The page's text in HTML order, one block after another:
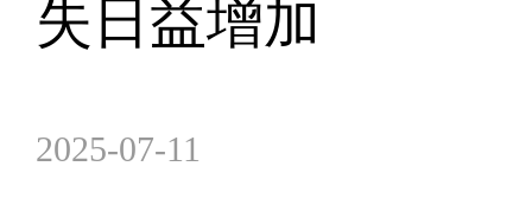
失日益增加
2025-07-11